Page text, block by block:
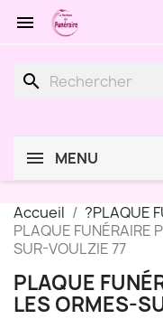

search
MENU
Accueil
?PLAQUE
PLAQUE FUNÉRAIRE
SUR-VOULZIE 77
PLAQUE
LES ORMES-